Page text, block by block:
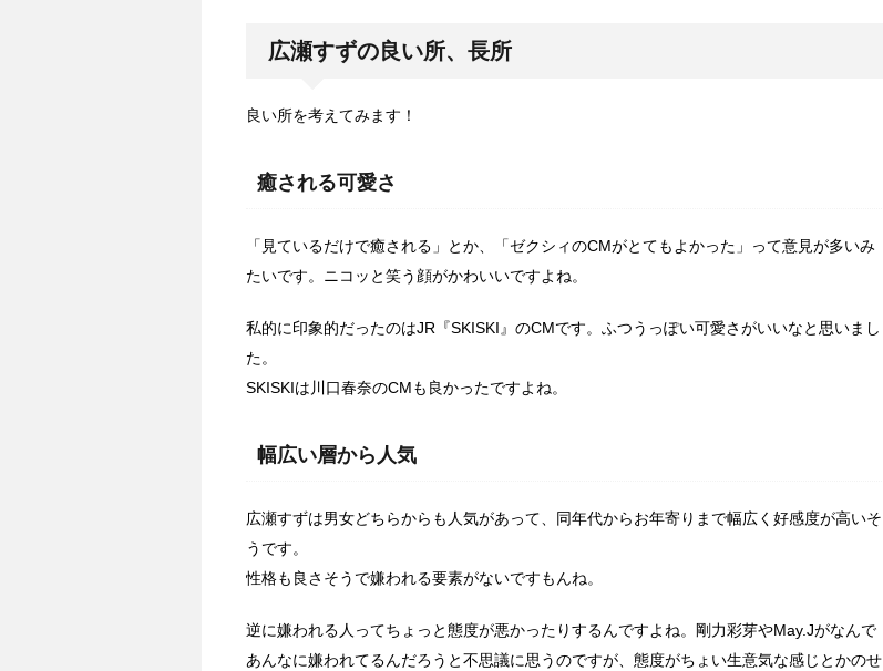
広瀬すずの良い所、長所
良い所を考えてみます！
癒される可愛さ
「見ているだけで癒される」とか、「ゼクシィのCMがとてもよかった」って意見が多いみ
たいです。ニコッと笑う顔がかわいいですよね。
私的に印象的だったのはJR『SKISKI』のCMです。ふつうっぽい可愛さがいいなと思いまし
た。
SKISKIは川口春奈のCMも良かったですよね。
幅広い層から人気
広瀬すずは男女どちらからも人気があって、同年代からお年寄りまで幅広く好感度が高いそ
うです。
性格も良さそうで嫌われる要素がないですもんね。
逆に嫌われる人ってちょっと態度が悪かったりするんですよね。剛力彩芽やMay.Jがなんで
あんなに嫌われてるんだろうと不思議に思うのですが、態度がちょい生意気な感じとかのせ